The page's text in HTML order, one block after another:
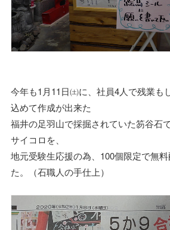
今年も1月11日㈯に、社員4人で残業も
込めて作成が出来た
福井の足羽山で採掘されていた笏谷石
サイコロを、
地元受験生応援の為、100個限定で無
た。（石職人の手仕上）